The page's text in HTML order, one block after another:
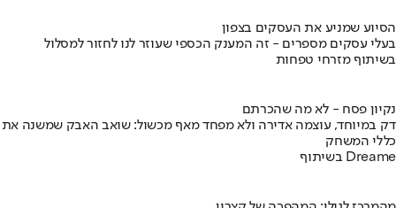
הסיוע שמניע את העסקים בצפון
בעלי עסקים מספרים - זה המענק הכספי שעוזר לנו לחזור למסלול
בשיתוף מזרחי טפחות
נקיון פסח - לא מה שהכרתם
דק במיוחד, עוצמה אדירה ולא מפחד מאף מכשול: שואב האבק שמשנה את
כללי המשחק
בשיתוף Dreame